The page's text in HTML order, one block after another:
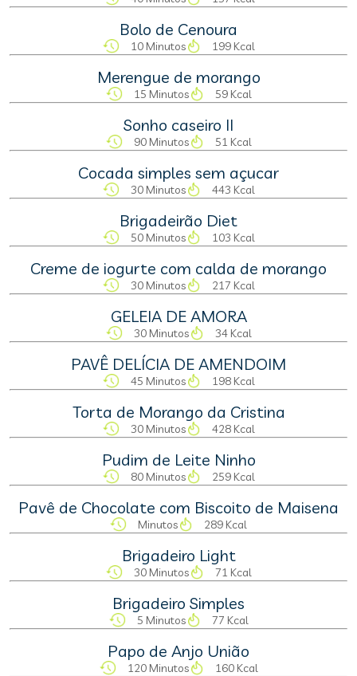
Bolo de Cenoura
10 Minutos 199 Kcal
Merengue de morango
15 Minutos 59 Kcal
Sonho caseiro II
90 Minutos 51 Kcal
Cocada simples sem açucar
30 Minutos 443 Kcal
Brigadeirão Diet
50 Minutos 103 Kcal
Creme de iogurte com calda de morango
30 Minutos 217 Kcal
GELEIA DE AMORA
30 Minutos 34 Kcal
PAVÊ DELÍCIA DE AMENDOIM
45 Minutos 198 Kcal
Torta de Morango da Cristina
30 Minutos 428 Kcal
Pudim de Leite Ninho
80 Minutos 259 Kcal
Pavê de Chocolate com Biscoito de Maisena
Minutos 289 Kcal
Brigadeiro Light
30 Minutos 71 Kcal
Brigadeiro Simples
5 Minutos 77 Kcal
Papo de Anjo União
120 Minutos 160 Kcal